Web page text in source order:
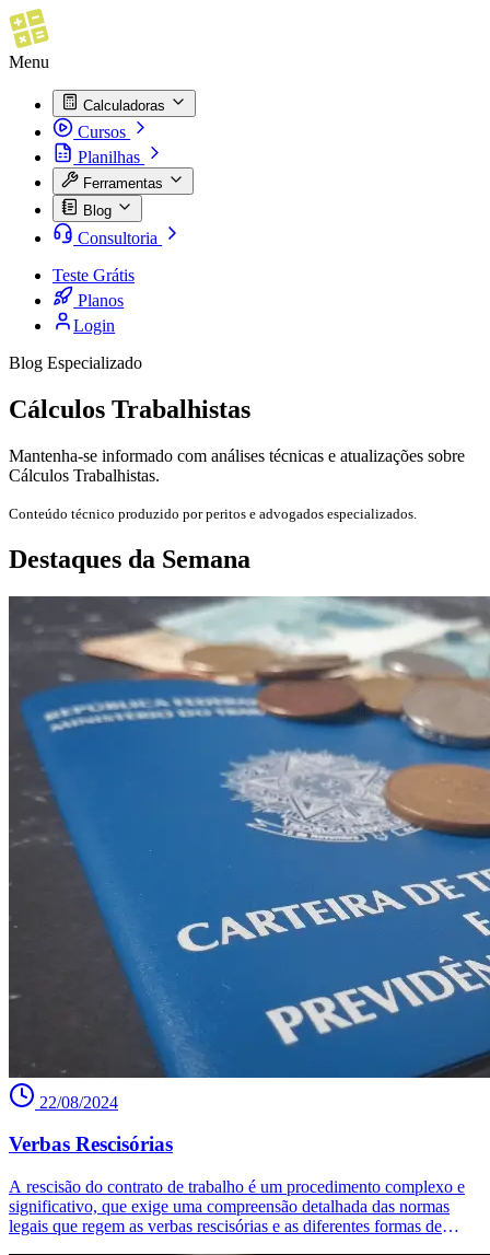
Menu
Calculadoras
Cursos
Planilhas
Ferramentas
Blog
Consultoria
Teste Grátis
Planos
Login
Blog Especializado
Cálculos Trabalhistas
Mantenha-se informado com análises técnicas e atualizações sobre
Cálculos Trabalhistas.
Conteúdo técnico produzido por peritos e advogados especializados.
Destaques da Semana
22/08/2024
Verbas Rescisórias
A rescisão do contrato de trabalho é um procedimento complexo e
significativo, que exige uma compreensão detalhada das normas
legais que regem as verbas rescisórias e as diferentes formas de